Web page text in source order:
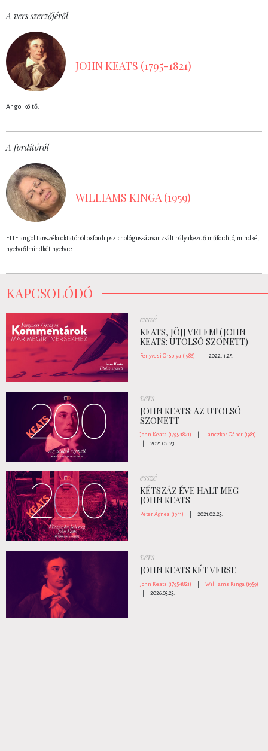
A vers szerzőjéről
JOHN KEATS (1795-1821)
Angol költő.
A fordítóról
WILLIAMS KINGA (1959)
ELTE angol tanszéki oktatóból oxfordi pszichológussá avanzsált pályakezdő műfordító, mindkét
nyelvrőlmindkét nyelvre.
KAPCSOLÓDÓ
esszé
KEATS, JÖJJ VELEM! (JOHN
KEATS: UTOLSÓ SZONETT)
Fenyvesi Orsolya (1986) 2022.11.25.
vers
JOHN KEATS: AZ UTOLSÓ
SZONETT
John Keats (1795-1821)
Lanczkor Gábor (1981)
2021.02.23.
esszé
KÉTSZÁZ ÉVE HALT MEG
JOHN KEATS
Péter Ágnes (1941) 2021.02.23.
vers
JOHN KEATS KÉT VERSE
John Keats (1795-1821)
Williams Kinga (1959)
2026.03.23.